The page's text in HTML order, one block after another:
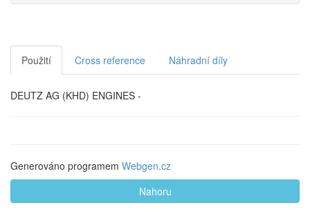
Použití Cross reference Náhradní díly
DEUTZ AG (KHD) ENGINES -
Generováno programem Webgen.cz
Nahoru